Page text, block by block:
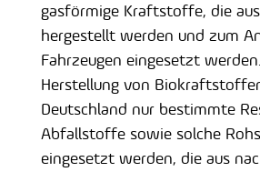
gasförmige Kraftstoffe, die
hergestellt werden und zum
Fahrzeugen eingesetzt
Herstellung von
Deutschland nur bestimmte
Abfallstoffe sowie solche
eingesetzt werden, die aus